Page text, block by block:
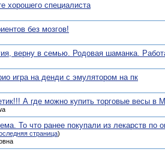
хорошего специалиста
без мозгов!
верну в семью. Родовая шаманка.
игра на денди с эмулятором на пк
А где можно купить торговые весы в
То что ранее покупали из лекарств по
страница)